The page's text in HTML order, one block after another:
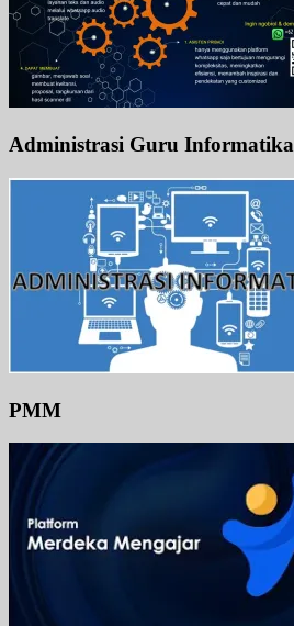
Administrasi Guru Informatika
PMM